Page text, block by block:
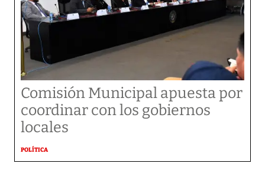
Comisión Municipal apuesta por
coordinar con los gobiernos
locales
POLÍTICA